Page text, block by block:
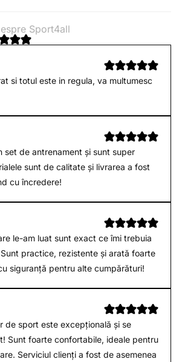
Sport4all
si totul este in regula, va multumesc
set de antrenament și sunt super
sunt de calitate și livrarea a fost
cu încredere!
le-am luat sunt exact ce îmi trebuia
practice, rezistente și arată foarte
siguranță pentru alte cumpărături!
de sport este excepțională și se
Sunt foarte confortabile, ideale pentru
Serviciul clienți a fost de asemenea